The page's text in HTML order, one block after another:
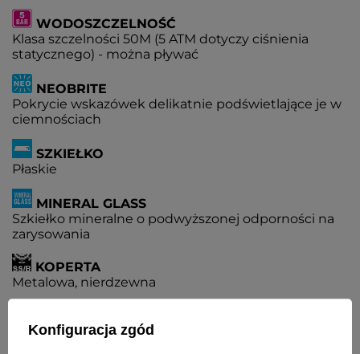
WODOSZCZELNOŚĆ
Klasa szczelności 50M (5 ATM dotyczy ciśnienia
statycznego) - można pływać
NEOBRITE
Pokrycie wskazówek delikatnie podświetlające je w
ciemnościach
SZKIEŁKO
Płaskie
MINERAL GLASS
Szkiełko mineralne o podwyższonej odporności na
zarysowania
KOPERTA
Metalowa, nierdzewna
Wysokiej jakości stal nierdzewna
Konfiguracja zgód